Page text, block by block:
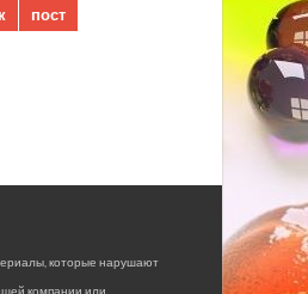
пост
которые нарушают
компании или